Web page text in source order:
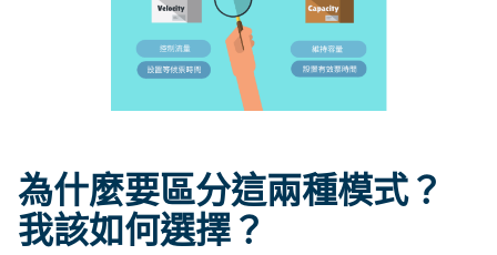
為什麼要區分這兩種模式？
我該如何選擇？